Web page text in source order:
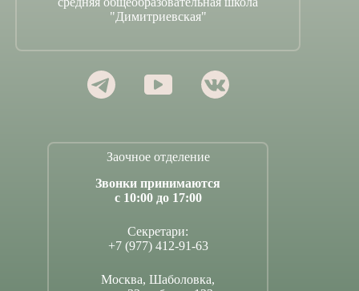
"Димитриевская"
Заочное отделение
Звонки принимаются
с 10:00 до 17:00
Секретари:
+7 (977) 412-91-63
Москва, Шаболовка,